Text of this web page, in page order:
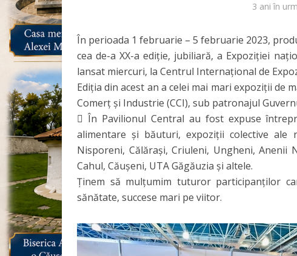
3 ani în
În perioada 1 februarie – 5 februarie 2023,
cea de-a XX-a ediție, jubiliară, a Expoziției
lansat miercuri, la Centrul Internaţional de
Ediţia din acest an a celei mai mari expoziţii de
Comerț și Industrie (CCI), sub patronajul
 În Pavilionul Central au fost expuse
alimentare și băuturi, expoziții colective ale
Nisporeni, Călărași, Criuleni, Ungheni, Anenii
Cahul, Căușeni, UTA Găgăuzia și altele.
Ținem să mulțumim tuturor participanților
sănătate, succese mari pe viitor.